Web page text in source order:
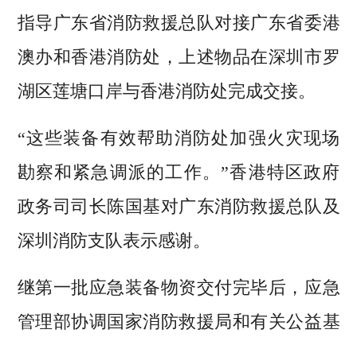
指导广东省消防救援总队对接广东省委港
澳办和香港消防处，上述物品在深圳市罗
湖区莲塘口岸与香港消防处完成交接。
“这些装备有效帮助消防处加强火灾现场
勘察和紧急调派的工作。”香港特区政府
政务司司长陈国基对广东消防救援总队及
深圳消防支队表示感谢。
继第一批应急装备物资交付完毕后，应急
管理部协调国家消防救援局和有关公益基